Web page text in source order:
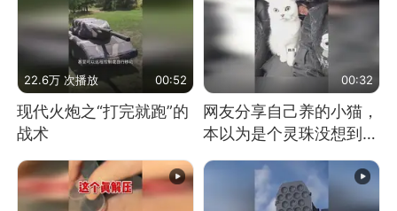
22.6万 次播放 00:52
现代火炮之“打完就跑”的
战术
00:32
网友分享自己养的小猫，
本以为是个灵珠没想到是